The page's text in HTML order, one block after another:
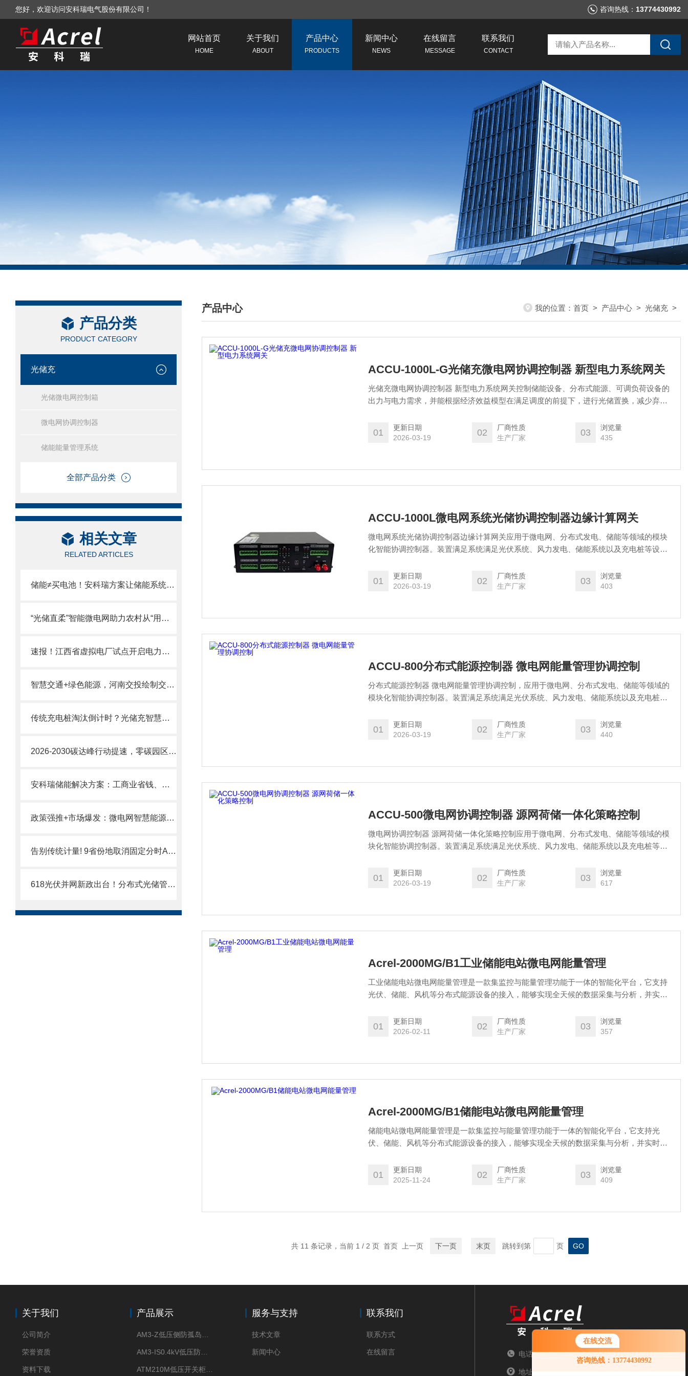
在线交流
咨询热线：13774430992
您好，欢迎访问安科瑞电气股份有限公司！ 咨询热线： 13774430992
网站首页
HOME
关于我们
ABOUT
产品中心
PRODUCTS
新闻中心
NEWS
在线留言
MESSAGE
联系我们
CONTACT
产品分类
PRODUCT CATEGORY
光储充
光储微电网控制箱
微电网协调控制器
储能能量管理系统
全部产品分类
相关文章
RELATED ARTICLES
储能≠买电池！安科瑞方案让储能系统“会思考、能协同、可运维”！
“光储直柔”智能微电网助力农村从“用能者”变“供电者”
速报！江西省虚拟电厂试点开启电力行业新赛道，从资源聚合到市场化交易
智慧交通+绿色能源，河南交投绘制交能融合新蓝图
传统充电桩淘汰倒计时？光储充智慧方案适配全场景落地解锁充电桩高效运营
2026-2030碳达峰行动提速，零碳园区成新风口！企业碳管理节能降碳降本
安科瑞储能解决方案：工商业省钱、园区低碳、离网有电的全能选择
政策强推+市场爆发：微电网智慧能源管理成为能源数字化的黄金赛道
告别传统计量! 9省份地取消固定分时ADW300A解锁智慧用电新场景
618光伏并网新政出台！分布式光储管理方案防孤岛+防逆流让光伏并网更安全！
产品中心
/ PRODUCTS CENTER
我的位置： 首页 > 产品中心 > 光储充 >
ACCU-1000L-G光储充微电网协调控制器 新型电力系统网关
光储充微电网协调控制器 新型电力系统网关控制储能设备、分布式能源、可调负荷设备的
出力与电力需求，并能根据经济效益模型在满足调度的前提下，进行光储置换，减少弃
01
更新日期
2026-03-19
02
厂商性质
生产厂家
03
浏览量
435
ACCU-1000L微电网系统光储协调控制器边缘计算网关
微电网系统光储协调控制器边缘计算网关应用于微电网、分布式发电、储能等领域的模块
化智能协调控制器。装置满足系统满足光伏系统、风力发电、储能系统以及充电桩等设备
桩运行状态及健康状况
01
更新日期
2026-03-19
02
厂商性质
生产厂家
03
浏览量
403
ACCU-800分布式能源控制器 微电网能量管理协调控制
分布式能源控制器 微电网能量管理协调控制，应用于微电网、分布式发电、储能等领域的
模块化智能协调控制器。装置满足系统满足光伏系统、风力发电、储能系统以及充电桩等
充电桩运行状态及健康状况。
01
更新日期
2026-03-19
02
厂商性质
生产厂家
03
浏览量
440
ACCU-500微电网协调控制器 源网荷储一体化策略控制
微电网协调控制器 源网荷储一体化策略控制应用于微电网、分布式发电、储能等领域的模
块化智能协调控制器。装置满足系统满足光伏系统、风力发电、储能系统以及充电桩等设
01
更新日期
2026-03-19
02
厂商性质
生产厂家
03
浏览量
617
Acrel-2000MG/B1工业储能电站微电网能量管理
工业储能电站微电网能量管理是一款集监控与能量管理功能于一体的智能化平台，它支持
光伏、储能、风机等分布式能源设备的接入，能够实现全天候的数据采集与分析，并实时
整能源分配，从而较大化可再生能源的利用率。它支持削峰填谷、平滑负荷，有助于提升
电网稳定性与设备效率，并降低供电成本。
01
更新日期
2026-02-11
02
厂商性质
生产厂家
03
浏览量
357
Acrel-2000MG/B1储能电站微电网能量管理
储能电站微电网能量管理是一款集监控与能量管理功能于一体的智能化平台，它支持光
伏、储能、风机等分布式能源设备的接入，能够实现全天候的数据采集与分析，并实时监
能源分配，从而较大化可再生能源的利用率。它支持削峰填谷、平滑负荷，有助于提升电
网稳定性与设备效率，并降低供电成本。
01
更新日期
2025-11-24
02
厂商性质
生产厂家
03
浏览量
409
共 11 条记录，当前 1 / 2 页 首页 上一页 下一页 末页 跳转到第 页
关于我们
公司简介
荣誉资质
资料下载
产品展示 服务与支持
技术文章
新闻中心
联系我们
联系方式
在线留言 电话：TEL
地址：ADDRESS